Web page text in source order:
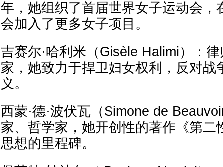
年，她组织了首届世界女子运动会，
会加入了更多女子项目。
吉赛尔·哈利米（Gisèle Halimi）：
家，她致力于捍卫妇女权利，反对战
义。
西蒙·德·波伏瓦（Simone de
家、哲学家，她开创性的著作《第二
思想的里程碑。